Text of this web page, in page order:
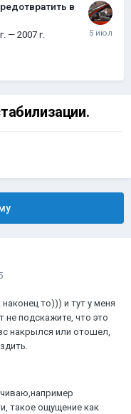
в
— 2007 г.
то))) и тут у меня
не подскажите, что это
накрылся или отошел,
такое ощущение как